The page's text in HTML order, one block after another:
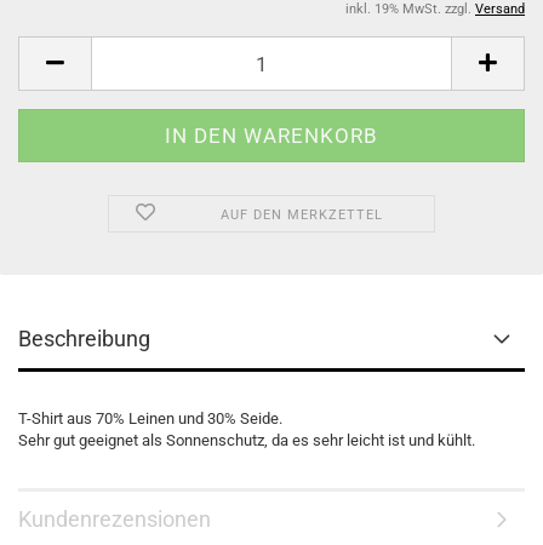
inkl. 19% MwSt. zzgl. Versand
AUF DEN MERKZETTEL
Beschreibung
T-Shirt aus 70% Leinen und 30% Seide.
Sehr gut geeignet als Sonnenschutz, da es sehr leicht ist und kühlt.
Kundenrezensionen